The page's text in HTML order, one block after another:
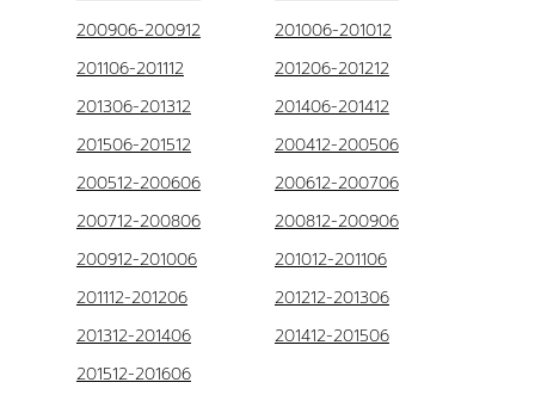
200906-200912
201006-201012
201106-201112
201206-201212
201306-201312
201406-201412
201506-201512
200412-200506
200512-200606
200612-200706
200712-200806
200812-200906
200912-201006
201012-201106
201112-201206
201212-201306
201312-201406
201412-201506
201512-201606